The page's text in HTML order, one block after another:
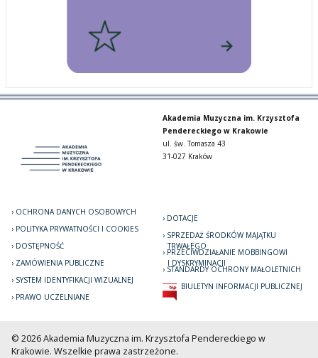
Akademia Muzyczna im. Krzysztofa
Pendereckiego w Krakowie
ul. św. Tomasza 43
31-027 Kraków
OCHRONA DANYCH OSOBOWYCH
POLITYKA PRYWATNOŚCI I COOKIES
DOSTĘPNOŚĆ
ZAMÓWIENIA PUBLICZNE
SYSTEM IDENTYFIKACJI WIZUALNEJ
PRAWO UCZELNIANE
DOTACJE
SPRZEDAŻ ŚRODKÓW MAJĄTKU
TRWAŁEGO
PRZECIWDZIAŁANIE MOBBINGOWI
I DYSKRYMINACJI
STANDARDY OCHRONY MAŁOLETNICH
BIULETYN INFORMACJI PUBLICZNEJ
© 2026 Akademia Muzyczna im. Krzysztofa Pendereckiego w
Krakowie. Wszelkie prawa zastrzeżone.